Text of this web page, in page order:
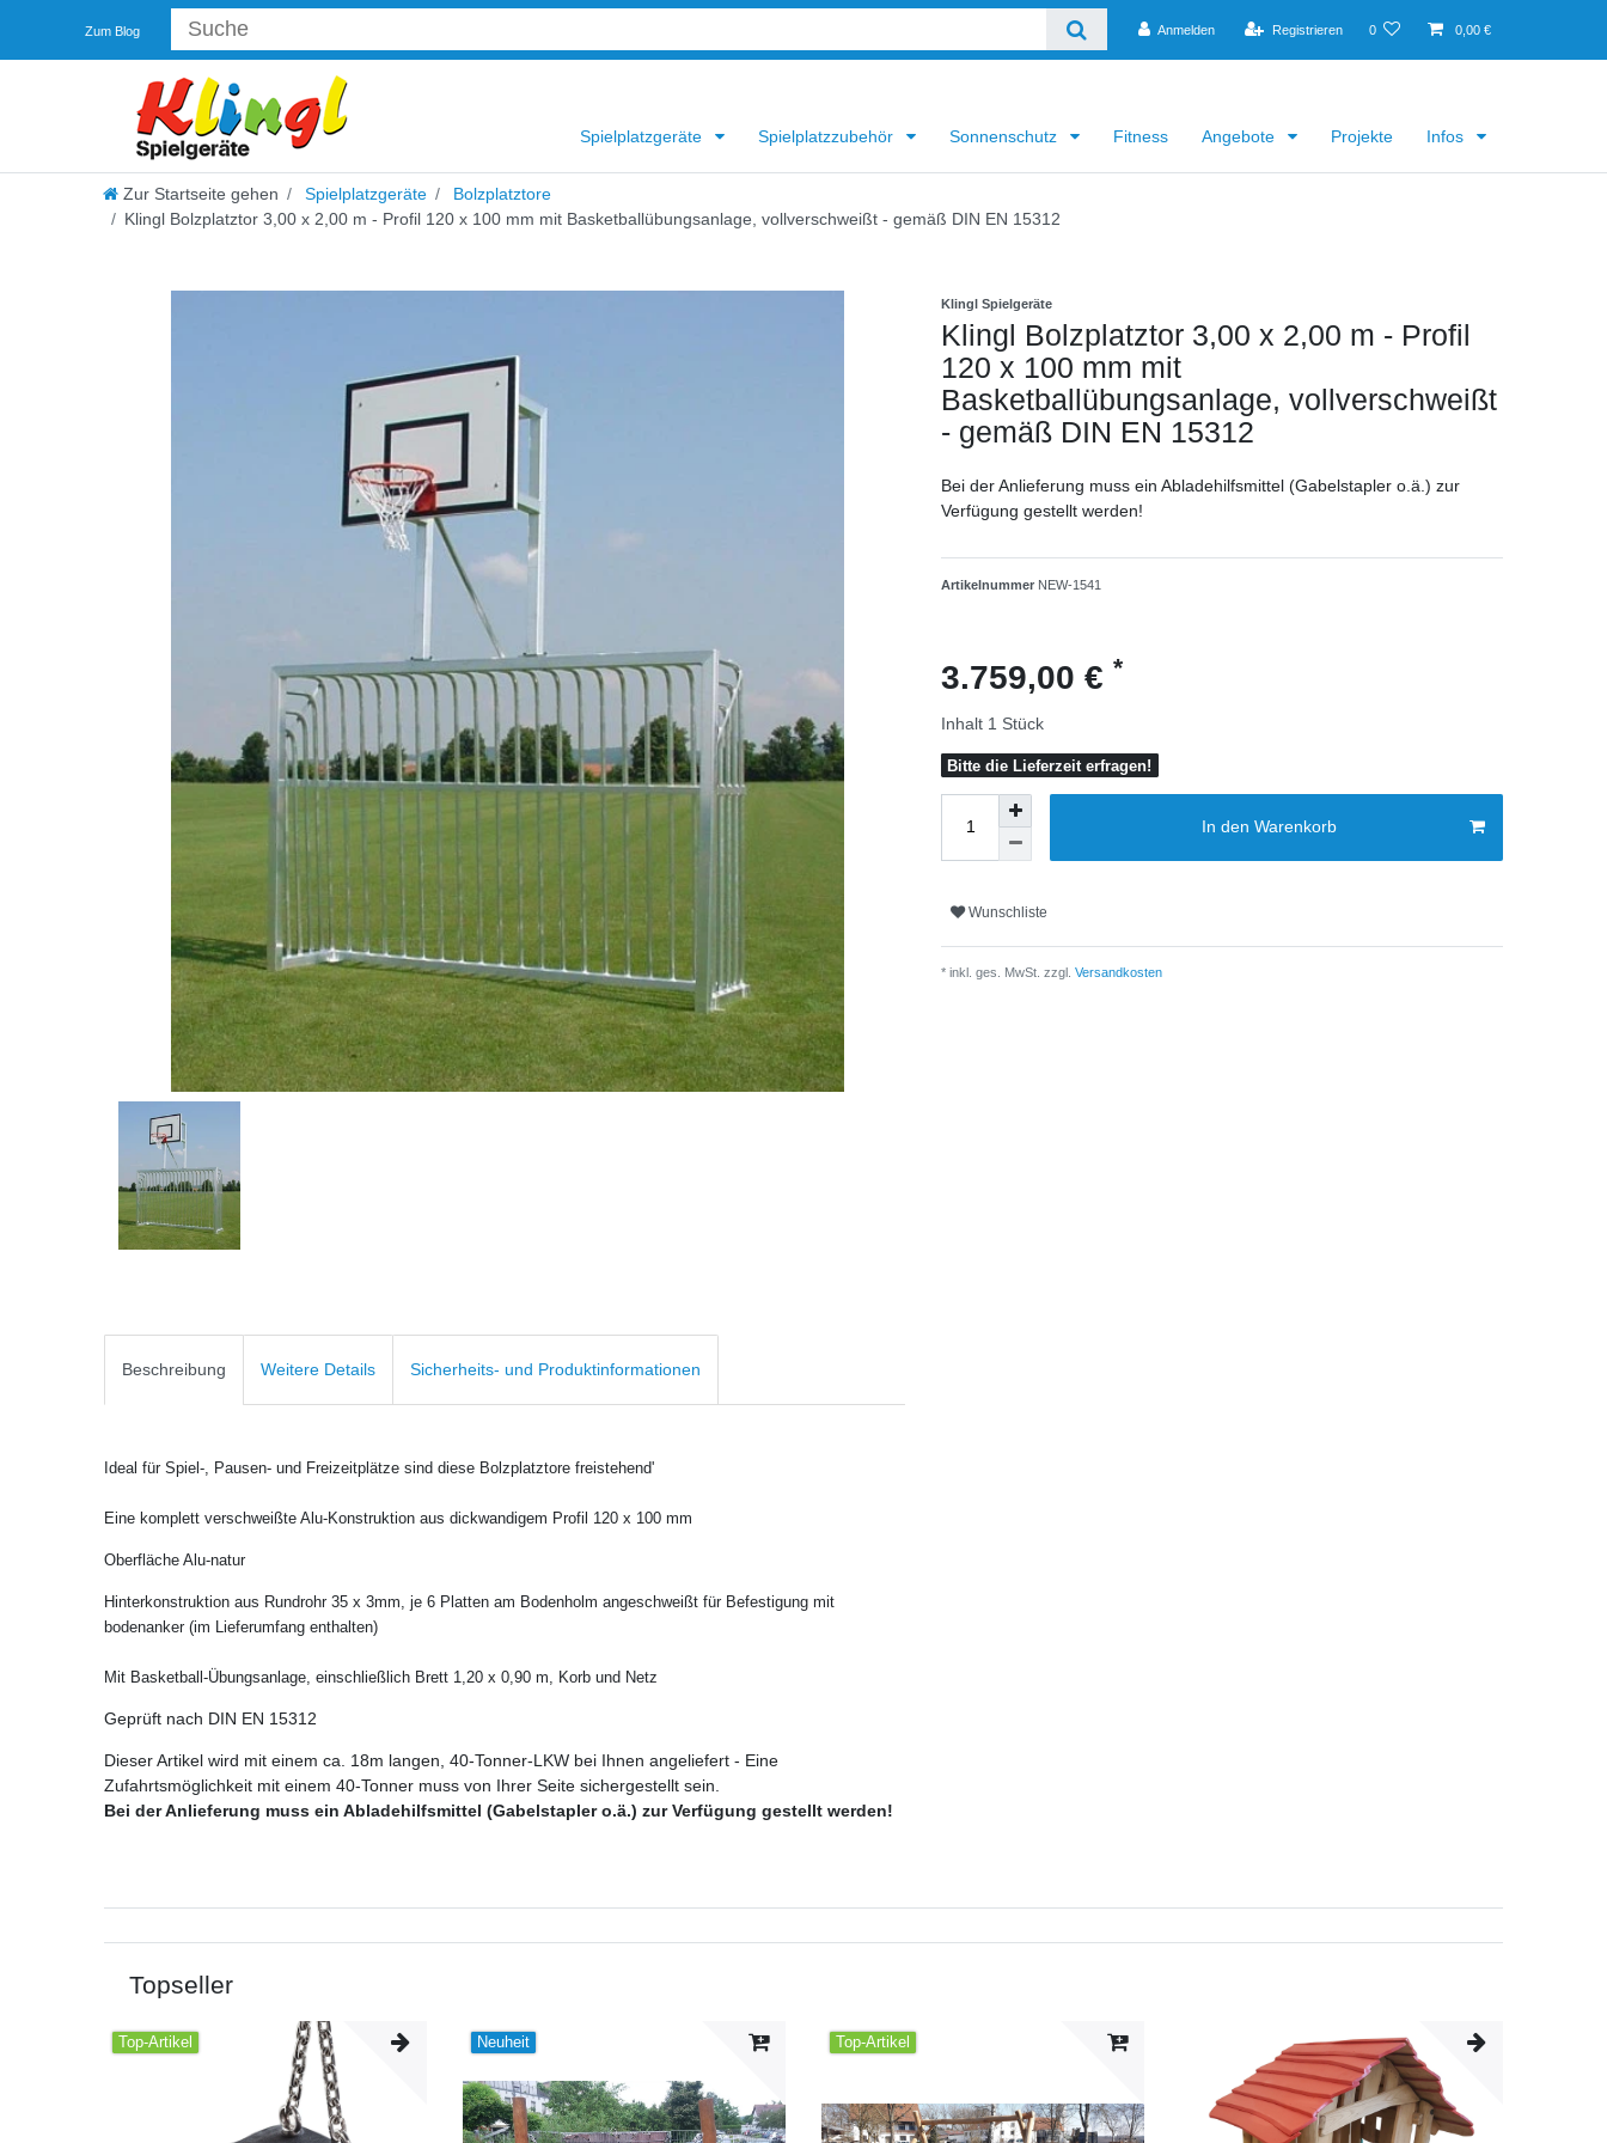
Zum Blog Anmelden Registrieren 0 0,00 €
Spielplatzgeräte Spielplatzzubehör Sonnenschutz Fitness Angebote Projekte Infos
Zur Startseite gehen Spielplatzgeräte
Bolzplatztore
Klingl Bolzplatztor 3,00 x 2,00 m - Profil 120 x 100 mm mit Basketballübungsanlage, vollverschweißt - gemäß DIN EN 15312
Klingl Spielgeräte
Klingl Bolzplatztor 3,00 x 2,00 m - Profil
120 x 100 mm mit
Basketballübungsanlage, vollverschweißt
- gemäß DIN EN 15312
Bei der Anlieferung muss ein Abladehilfsmittel (Gabelstapler o.ä.) zur
Verfügung gestellt werden!
Artikelnummer NEW-1541
3.759,00 € *
Inhalt 1 Stück
Bitte die Lieferzeit erfragen!
In den Warenkorb
Wunschliste
* inkl. ges. MwSt. zzgl. Versandkosten
Beschreibung Weitere Details Sicherheits- und Produktinformationen
Ideal für Spiel-, Pausen- und Freizeitplätze sind diese Bolzplatztore freistehend'
Eine komplett verschweißte Alu-Konstruktion aus dickwandigem Profil 120 x 100 mm
Oberfläche Alu-natur
Hinterkonstruktion aus Rundrohr 35 x 3mm, je 6 Platten am Bodenholm angeschweißt für Befestigung mit
bodenanker (im Lieferumfang enthalten)
Mit Basketball-Übungsanlage, einschließlich Brett 1,20 x 0,90 m, Korb und Netz
Geprüft nach DIN EN 15312
Dieser Artikel wird mit einem ca. 18m langen, 40-Tonner-LKW bei Ihnen angeliefert - Eine
Zufahrtsmöglichkeit mit einem 40-Tonner muss von Ihrer Seite sichergestellt sein.
Bei der Anlieferung muss ein Abladehilfsmittel (Gabelstapler o.ä.) zur Verfügung gestellt werden!
Topseller
Top-Artikel Neuheit Top-Artikel